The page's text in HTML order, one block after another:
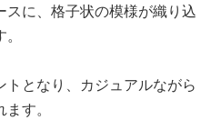
に、格子状の模様が織り込
となり、カジュアルながら
す。